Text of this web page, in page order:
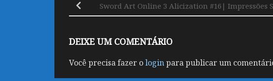
Sword Art Online 3 Alicization #16| Impressões
DEIXE UM COMENTÁRIO
Você precisa fazer ologinpara publicar um